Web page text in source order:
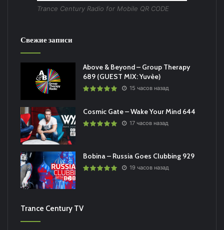
Trance Century Radio for Mobile QR CODE
Свежие записи
Above & Beyond – Group Therapy
689 (GUEST MIX: Yuvèe)
15 часов назад
Cosmic Gate – Wake Your Mind 644
17 часов назад
Bobina – Russia Goes Clubbing 929
19 часов назад
Trance Century TV